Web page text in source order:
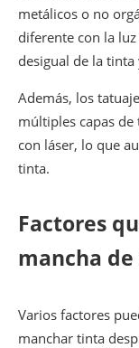
metálicos o no
diferente con la
desigual de la
Además, los
múltiples capas
con láser, lo que
tinta.
Factores
mancha
Varios factores
manchar tinta